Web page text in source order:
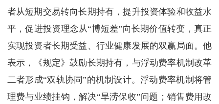
者从短期交易转向长期持有，提升投资体验和收益水
平，促进投资理念从“博短差”向长期价值转变，真正
实现投资者长期受益、行业健康发展的双赢局面。他
表示，《规定》鼓励长期持有，与浮动费率机制改革
二者形成“双轨协同”的机制设计。浮动费率机制将管
理费与业绩挂钩，解决“旱涝保收”问题；销售费用改